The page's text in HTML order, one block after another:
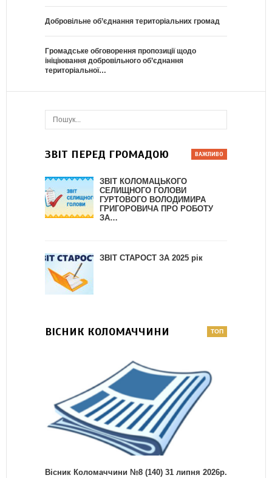
Добровільне об’єднання територіальних громад
Громадське обговорення пропозиції щодо
ініціювання добровільного об’єднання
територіальної…
ЗВІТ ПЕРЕД ГРОМАДОЮ
ЗВІТ КОЛОМАЦЬКОГО
СЕЛИЩНОГО ГОЛОВИ
ГУРТОВОГО ВОЛОДИМИРА
ГРИГОРОВИЧА ПРО РОБОТУ
ЗА…
ЗВІТ СТАРОСТ ЗА 2025 рік
ВІСНИК КОЛОМАЧЧИНИ
Вісник Коломаччини №8 (140) 31 липня 2026р.